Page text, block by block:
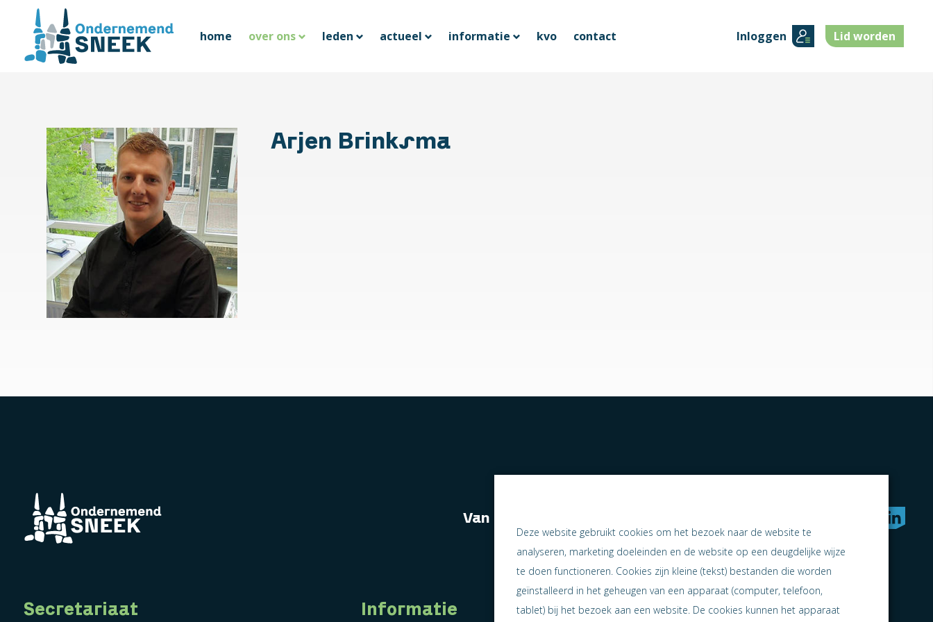
home over ons leden actueel informatie kvo contact Inloggen Lid worden
Arjen Brinksma
Van naast elkaar werken naar samen ondernemen
Secretariaat Informatie
Deze website gebruikt cookies om het bezoek naar de website te
analyseren, marketing doeleinden en de website op een deugdelijke wijze
te doen functioneren. Cookies zijn kleine (tekst) bestanden die worden
geïnstalleerd in het geheugen van een apparaat (computer, telefoon,
tablet) bij het bezoek aan een website. De cookies kunnen het apparaat